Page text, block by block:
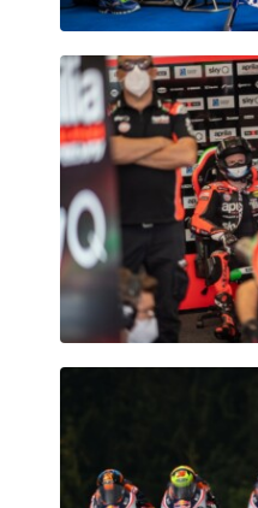
Seiten
Alle anzeigen
Fahrzeug